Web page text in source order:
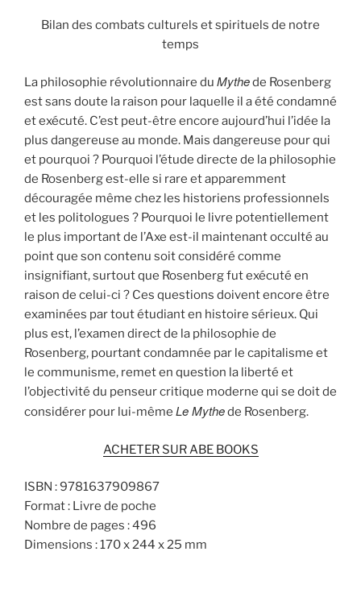
Bilan des combats culturels et spirituels de notre
temps
La philosophie révolutionnaire du Mythede Rosenberg
est sans doute la raison pour laquelle il a été condamné
et exécuté. C’est peut-être encore aujourd’hui l’idée la
plus dangereuse au monde. Mais dangereuse pour qui
et pourquoi ? Pourquoi l’étude directe de la philosophie
de Rosenberg est-elle si rare et apparemment
découragée même chez les historiens professionnels
et les politologues ? Pourquoi le livre potentiellement
le plus important de l’Axe est-il maintenant occulté au
point que son contenu soit considéré comme
insignifiant, surtout que Rosenberg fut exécuté en
raison de celui-ci ? Ces questions doivent encore être
examinées par tout étudiant en histoire sérieux. Qui
plus est, l’examen direct de la philosophie de
Rosenberg, pourtant condamnée par le capitalisme et
le communisme, remet en question la liberté et
l’objectivité du penseur critique moderne qui se doit de
considérer pour lui-même Le Mythede Rosenberg.
ACHETER SUR ABE BOOKS
ISBN : 9781637909867
Format : Livre de poche
Nombre de pages : 496
Dimensions : 170 x 244 x 25 mm